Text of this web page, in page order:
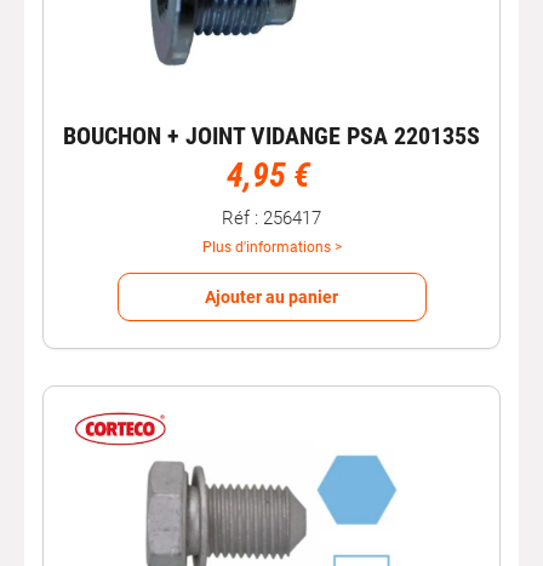
BOUCHON + JOINT VIDANGE PSA 220135S
4,95 €
Réf : 256417
Plus d'informations >
Ajouter au panier